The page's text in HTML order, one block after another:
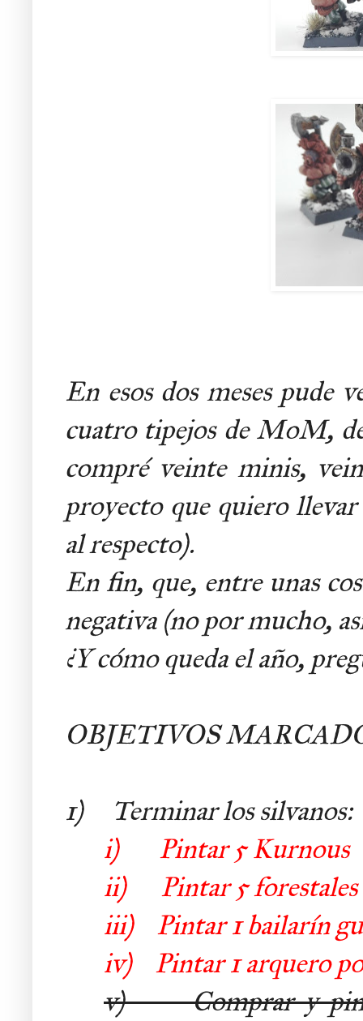
En esos dos meses pude
cuatro tipejos de MoM,
compré veinte minis,
proyecto que quiero
al respecto).
En fin, que, entre unas
negativa (no por mucho,
¿Y cómo queda el año,
OBJETIVOS
1) Terminar los silvanos:
i)
Pintar 5 Kurnous
ii)
Pintar 5 forestales
iii)
Pintar 1 bailarín
iv)
Pintar 1 arquero
v)Comprar y